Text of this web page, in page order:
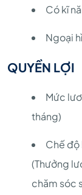
Có kĩ
Ngoại
QUYỀN LỢI
Mức
tháng)
Chế độ
(Thưởng
chăm sóc